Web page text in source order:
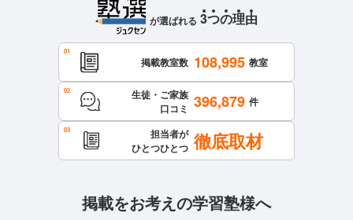
が選ばれる 3つの理由
掲載教室数 108,995 教室
生徒・ご家族
口コミ 396,879 件
担当者が
ひとつひとつ 徹底取材
掲載をお考えの学習塾様へ